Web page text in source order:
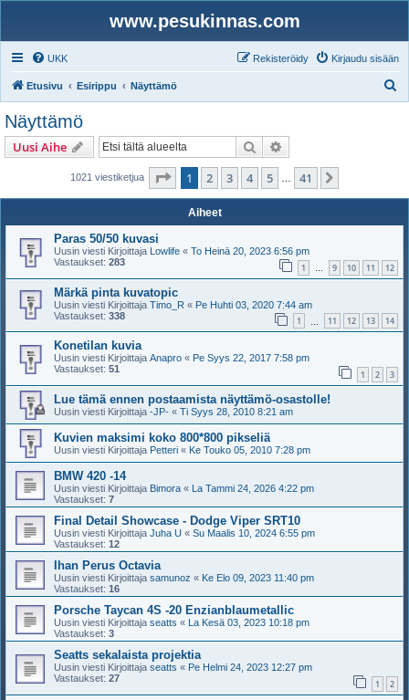
www.pesukinnas.com
UKK Kirjaudu sisään
Rekisteröidy
Etusivu Esirippu Näyttämö
Näyttämö
Uusi Aihe Etsi
1021 viestiketjua Sivu /41
1 2 3 4 5 41
Aiheet
Paras 50/50 kuvasi
Uusin viesti Kirjoittaja Lowlife « To Heinä 20, 2023 6:56 pm
Vastaukset: 283 1 … 9 10 11 12
Märkä pinta kuvatopic
Uusin viesti Kirjoittaja Timo_R « Pe Huhti 03, 2020 7:44 am
Vastaukset: 338 1 11 12 13 14
Konetilan kuvia
Uusin viesti Kirjoittaja Anapro « Pe Syys 22, 2017 7:58 pm
Vastaukset: 51 1 2 3
Lue tämä ennen postaamista näyttämö-osastolle!
Uusin viesti Kirjoittaja -JP- « Ti Syys 28, 2010 8:21 am
Kuvien maksimi koko 800*800 pikseliä
Uusin viesti Kirjoittaja Petteri « Ke Touko 05, 2010 7:28 pm
BMW 420 -14
Uusin viesti Kirjoittaja Bimora « La Tammi 24, 2026 4:22 pm
Vastaukset: 7
Final Detail Showcase - Dodge Viper SRT10
Uusin viesti Kirjoittaja Juha U « Su Maalis 10, 2024 6:55 pm
Vastaukset: 12
Ihan Perus Octavia
Uusin viesti Kirjoittaja samunoz « Ke Elo 09, 2023 11:40 pm
Vastaukset: 16
Porsche Taycan 4S -20 Enzianblaumetallic
Uusin viesti Kirjoittaja seatts « La Kesä 03, 2023 10:18 pm
Vastaukset: 3
Seatts sekalaista projektia
Uusin viesti Kirjoittaja seatts « Pe Helmi 24, 2023 12:27 pm
Vastaukset: 27 1 2